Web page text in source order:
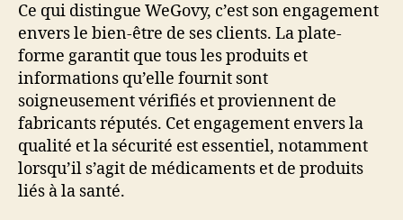
Ce qui distingue WeGovy, c’est son engagement
envers le bien-être de ses clients. La plate-
forme garantit que tous les produits et
informations qu’elle fournit sont
soigneusement vérifiés et proviennent de
fabricants réputés. Cet engagement envers la
qualité et la sécurité est essentiel, notamment
lorsqu’il s’agit de médicaments et de produits
liés à la santé.